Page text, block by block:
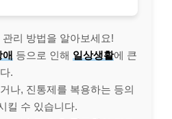
리 방법을 알아보세요!
등으로 인해 일상생활에 큰
.
나, 진통제를 복용하는 등의
킬 수 있습니다.